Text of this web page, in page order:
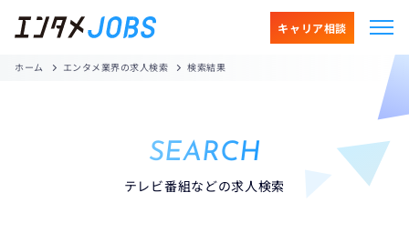
キャリア相談
ホーム エンタメ業界の求人検索 検索結果
SEARCH
テレビ番組などの求人検索